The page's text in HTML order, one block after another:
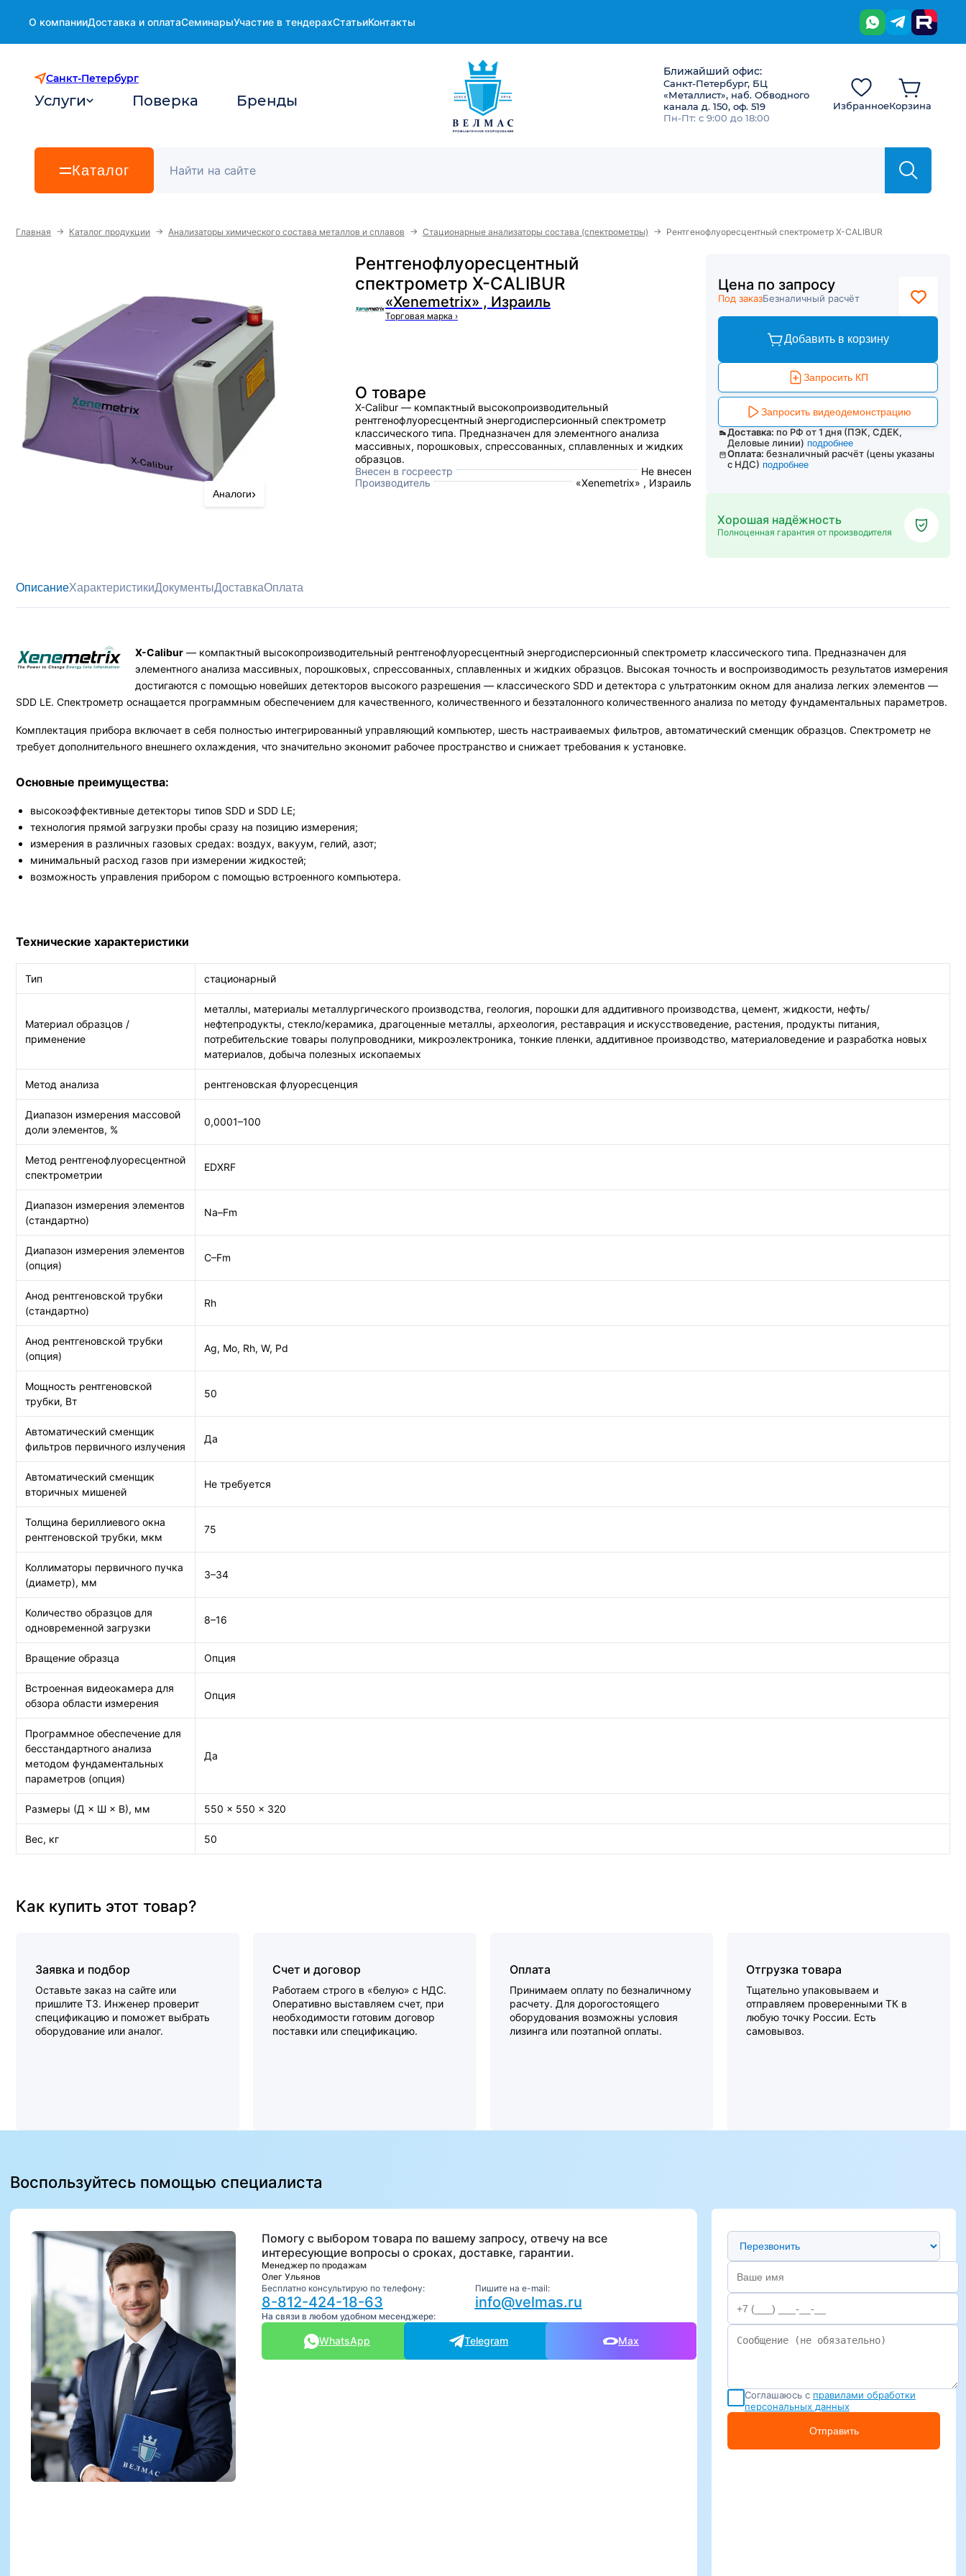
О компанииДоставка и оплатаСеминарыУчастие в тендерахСтатьиКонтакты
Санкт-Петербург
Услуги Поверка Бренды
Ближайший офис:
Санкт-Петербург, БЦ
«Металлист», наб. Обводного
канала д. 150, оф. 519
Пн-Пт: с 9:00 до 18:00
ИзбранноеКорзина
Каталог
Главная → Каталог продукции → Анализаторы химического состава металлов и сплавов → Стационарные анализаторы состава (спектрометры) → Рентгенофлуоресцентный спектрометр X-CALIBUR
Рентгенофлуоресцентный
спектрометр X-CALIBUR
«Xenemetrix» , Израиль
Торговая марка ›
Аналоги›
О товаре
X-Calibur — компактный высокопроизводительный
рентгенофлуоресцентный энергодисперсионный спектрометр
классического типа. Предназначен для элементного анализа
массивных, порошковых, спрессованных, сплавленных и жидких
образцов.
Внесен в госреестр
Не внесен
Производитель
«Xenemetrix» , Израиль
Цена по запросу
Под заказБезналичный расчёт
Добавить в корзину
Запросить КП
Запросить видеодемонстрацию
Доставка: по РФ от 1 дня (ПЭК, СДЕК,
Деловые линии) подробнее
Оплата: безналичный расчёт (цены указаны
с НДС) подробнее
Хорошая надёжность
Полноценная гарантия от производителя
ОписаниеХарактеристикиДокументыДоставкаОплата
X-Calibur — компактный высокопроизводительный рентгенофлуоресцентный энергодисперсионный спектрометр классического типа. Предназначен для
элементного анализа массивных, порошковых, спрессованных, сплавленных и жидких образцов. Высокая точность и воспроизводимость результатов измерения
достигаются с помощью новейших детекторов высокого разрешения — классического SDD и детектора с ультратонким окном для анализа легких элементов —
SDD LE. Спектрометр оснащается программным обеспечением для качественного, количественного и безэталонного количественного анализа по методу фундаментальных параметров.
Комплектация прибора включает в себя полностью интегрированный управляющий компьютер, шесть настраиваемых фильтров, автоматический сменщик образцов. Спектрометр не
требует дополнительного внешнего охлаждения, что значительно экономит рабочее пространство и снижает требования к установке.
Основные преимущества:
высокоэффективные детекторы типов SDD и SDD LE;
технология прямой загрузки пробы сразу на позицию измерения;
измерения в различных газовых средах: воздух, вакуум, гелий, азот;
минимальный расход газов при измерении жидкостей;
возможность управления прибором с помощью встроенного компьютера.
Технические характеристики
Тип стационарный
Материал образцов /
применение
металлы, материалы металлургического производства, геология, порошки для аддитивного производства, цемент, жидкости, нефть/
нефтепродукты, стекло/керамика, драгоценные металлы, археология, реставрация и искусствоведение, растения, продукты питания,
потребительские товары полупроводники, микроэлектроника, тонкие пленки, аддитивное производство, материаловедение и разработка новых
материалов, добыча полезных ископаемых
Метод анализа рентгеновская флуоресценция
Диапазон измерения массовой
доли элементов, %
0,0001–100
Метод рентгенофлуоресцентной
спектрометрии
EDXRF
Диапазон измерения элементов
(стандартно)
Na–Fm
Диапазон измерения элементов
(опция)
C–Fm
Анод рентгеновской трубки
(стандартно)
Rh
Анод рентгеновской трубки
(опция)
Ag, Mo, Rh, W, Pd
Мощность рентгеновской
трубки, Вт
50
Автоматический сменщик
фильтров первичного излучения
Да
Автоматический сменщик
вторичных мишеней
Не требуется
Толщина бериллиевого окна
рентгеновской трубки, мкм
75
Коллиматоры первичного пучка
(диаметр), мм
3–34
Количество образцов для
одновременной загрузки
8–16
Вращение образца Опция
Встроенная видеокамера для
обзора области измерения
Опция
Программное обеспечение для
бесстандартного анализа
методом фундаментальных
параметров (опция)
Да
Размеры (Д × Ш × В), мм 550 × 550 × 320
Вес, кг 50
Как купить этот товар?
Заявка и подбор
Оставьте заказ на сайте или
пришлите ТЗ. Инженер проверит
спецификацию и поможет выбрать
оборудование или аналог.
Счет и договор
Работаем строго в «белую» с НДС.
Оперативно выставляем счет, при
необходимости готовим договор
поставки или спецификацию.
Оплата
Принимаем оплату по безналичному
расчету. Для дорогостоящего
оборудования возможны условия
лизинга или поэтапной оплаты.
Отгрузка товара
Тщательно упаковываем и
отправляем проверенными ТК в
любую точку России. Есть
самовывоз.
Воспользуйтесь помощью специалиста
Помогу с выбором товара по вашему запросу, отвечу на все
интересующие вопросы о сроках, доставке, гарантии.
Менеджер по продажам
Олег Ульянов
Бесплатно консультирую по телефону:
8-812-424-18-63
Пишите на e-mail:
info@velmas.ru
На связи в любом удобном месенджере:
WhatsApp Telegram Max
Предпочтительный способ связи
Соглашаюсь с правилами обработки
персональных данных
Отправить